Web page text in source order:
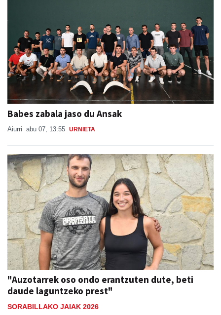
Babes zabala jaso du Ansak
Aiurri abu 07, 13:55 URNIETA
"Auzotarrek oso ondo erantzuten dute, beti
daude laguntzeko prest"
SORABILLAKO JAIAK 2026